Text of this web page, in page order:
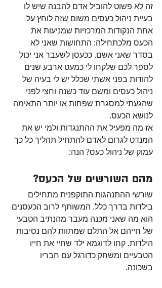
זה לא פשוט להוביל אדם להבנה שיש לו
בעיית ניהול כעסים משום שזה לוחץ על
אחת הנקודות המרכזיות שמניעות את
הכעס מלכתחילה: התחושות שאני לא
בסדר שאני אשם. ככעסן לשעבר אני יכול
לספר לכם שלקחו לי כמעט ארבע שנים
להודות בפני אשתי שכלל יש לי בעיה של
ניהול כעסים ומשם עוד כשנה וחצי לפני
שהגעתי למסגרת שפחות או יותר התאימה
לנושא הכעס.
אז מה מפעיל את ההתנגדות ולמי יש את
המנדט לגרום לאדם להתחיל תהליך כל כך
עמוק של ניהול כעס? הנה:
מהם השורשים של הכעס?
שורשי ההתנהגות התוקפנית מתחילים
בילדות בדרך כלל. המשותף לרוב הכעסנים
הוא מה שאני מכנה מעבר מהנתיב הטבעי
של חייהם אל התלם שמתוות להם נסיבות
הילדות. קחו לדוגמא ילד שחיי את חייו
הטבעיים ומשחק כדורגל עם חבריו
בשכונה.